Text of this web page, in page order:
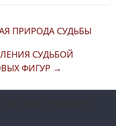
ПРИРОДА СУДЬБЫ
СУДЬБОЙ
ФИГУР →